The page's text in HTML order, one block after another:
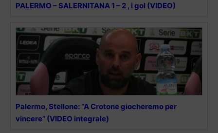
PALERMO – SALERNITANA 1 – 2 , i gol (VIDEO)
Palermo, Stellone: “A Crotone giocheremo per
vincere” (VIDEO integrale)